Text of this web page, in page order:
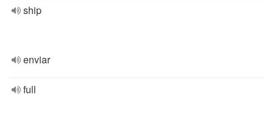
ship
enviar
full